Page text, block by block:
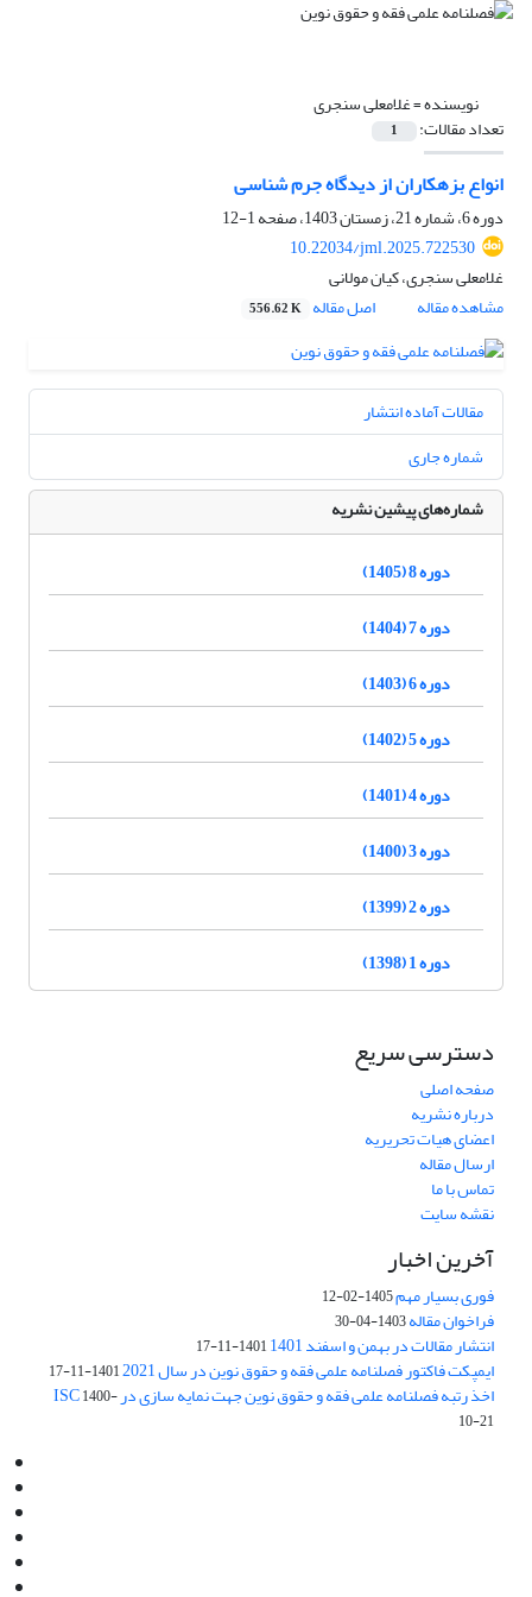
نویسنده =غلامعلی سنجری
تعداد مقالات: 1
انواع بزهکاران از دیدگاه جرم شناسی
دوره 6، شماره 21، زمستان 1403، صفحه
1-12
10.22034/jml.2025.722530
غلامعلی سنجری، کیان مولانی
مشاهده مقاله
اصل مقاله 556.62 K
مقالات آماده انتشار
شماره جاری
شماره‌های پیشین نشریه
دوره 8 (1405)
دوره 7 (1404)
دوره 6 (1403)
دوره 5 (1402)
دوره 4 (1401)
دوره 3 (1400)
دوره 2 (1399)
دوره 1 (1398)
دسترسی سریع
صفحه اصلی
درباره نشریه
اعضای هیات تحریریه
ارسال مقاله
تماس با ما
نقشه سایت
آخرین اخبار
فوری بسیار مهم1405-02-12
فراخوان مقاله1403-04-30
انتشار مقالات در بهمن و اسفند 1401 1401-11-17
ایمپکت فاکتور فصلنامه علمی فقه و حقوق نوین در سال 2021 1401-11-17
اخذ رتبه فصلنامه علمی فقه و حقوق نوین جهت نمایه سازی در ISC1400-
10-21